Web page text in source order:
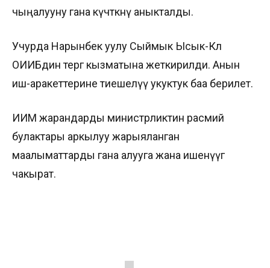
чыңалууну гана күчөткөнү аныкталды.
Учурда Нарынбек уулу Сыймык Ысык-Көл
ОИИБдин тергөө кызматына жеткирилди. Анын
иш-аракеттерине тиешелүү укуктук баа берилет.
ИИМ жарандарды министрликтин расмий
булактары аркылуу жарыяланган
маалыматтарды гана алууга жана ишенүүгө
чакырат.